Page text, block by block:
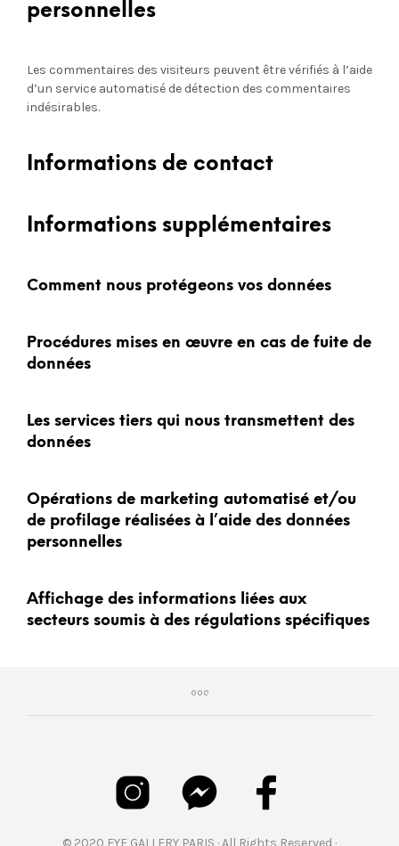
personnelles
Les commentaires des visiteurs peuvent être vérifiés à l’aide
d’un service automatisé de détection des commentaires
indésirables.
Informations de contact
Informations supplémentaires
Comment nous protégeons vos données
Procédures mises en œuvre en cas de fuite de
données
Les services tiers qui nous transmettent des
données
Opérations de marketing automatisé et/ou
de profilage réalisées à l’aide des données
personnelles
Affichage des informations liées aux
secteurs soumis à des régulations spécifiques
© 2020 EYE GALLERY PARIS · All Rights Reserved ·